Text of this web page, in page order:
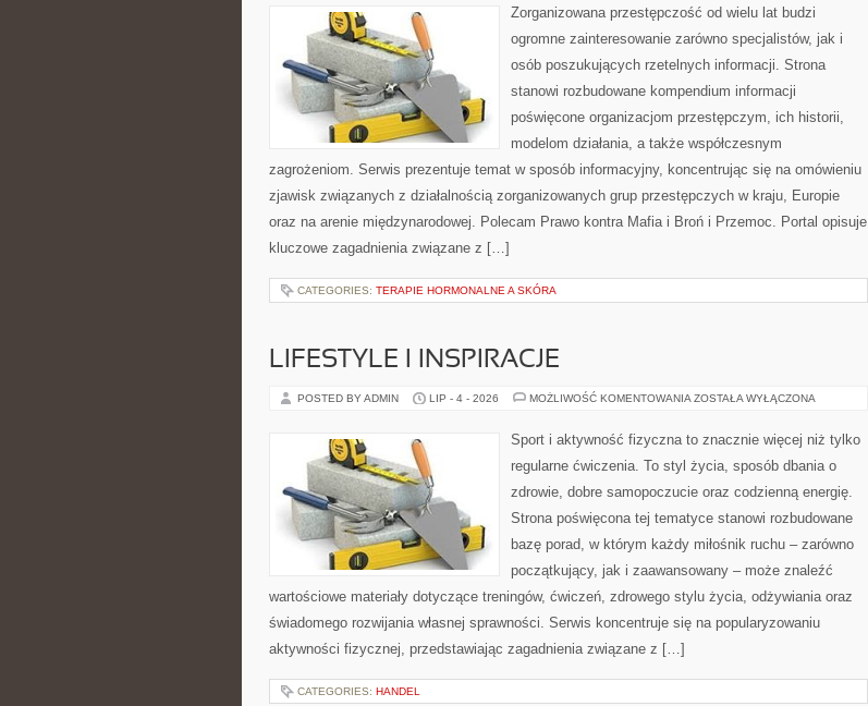
Zorganizowana przestępczość od wielu lat budzi
ogromne zainteresowanie zarówno specjalistów, jak i
osób poszukujących rzetelnych informacji. Strona
stanowi rozbudowane kompendium informacji
poświęcone organizacjom przestępczym, ich historii,
modelom działania, a także współczesnym
zagrożeniom. Serwis prezentuje temat w sposób informacyjny, koncentrując się na omówieniu
zjawisk związanych z działalnością zorganizowanych grup przestępczych w kraju, Europie
oraz na arenie międzynarodowej. Polecam Prawo kontra Mafia i Broń i Przemoc. Portal opisuje
kluczowe zagadnienia związane z […]
CATEGORIES: TERAPIE HORMONALNE A SKÓRA
LIFESTYLE I INSPIRACJE
POSTED BY ADMIN LIP - 4 - 2026 MOŻLIWOŚĆ KOMENTOWANIA LIFESTYLE
ZOSTAŁA WYŁĄCZONA
Sport i aktywność fizyczna to znacznie więcej niż tylko
regularne ćwiczenia. To styl życia, sposób dbania o
zdrowie, dobre samopoczucie oraz codzienną energię.
Strona poświęcona tej tematyce stanowi rozbudowane
bazę porad, w którym każdy miłośnik ruchu – zarówno
początkujący, jak i zaawansowany – może znaleźć
wartościowe materiały dotyczące treningów, ćwiczeń, zdrowego stylu życia, odżywiania oraz
świadomego rozwijania własnej sprawności. Serwis koncentruje się na popularyzowaniu
aktywności fizycznej, przedstawiając zagadnienia związane z […]
CATEGORIES: HANDEL